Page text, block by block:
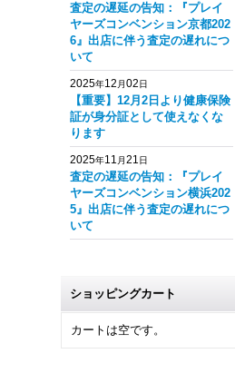
査定の遅延の告知：『プレイ
ヤーズコンベンション京都202
6』出店に伴う査定の遅れにつ
いて
2025年12 月02日
【重要】12月2日より健康保険
証が身分証として使えなくな
ります
2025年11 月21日
査定の遅延の告知：『プレイ
ヤーズコンベンション横浜202
5』出店に伴う査定の遅れにつ
いて
ショッピングカート
カートは空です。